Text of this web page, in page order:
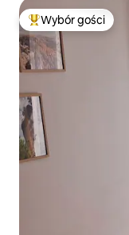
Najpopularniejsze
Wybór gości